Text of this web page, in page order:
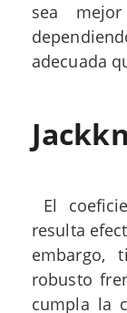
sea
adecuada
El
resulta
embargo,
robusto
cumpla la